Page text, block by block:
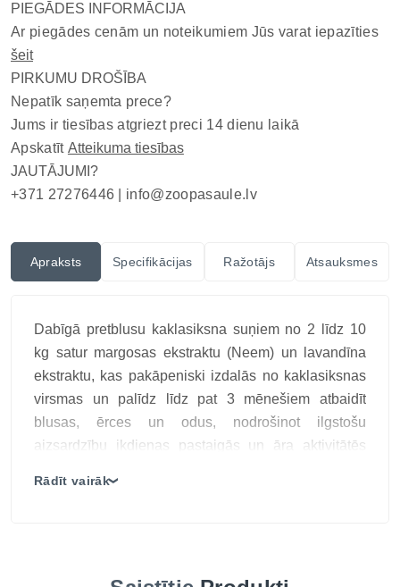
PIEGĀDES INFORMĀCIJA
Ar piegādes cenām un noteikumiem Jūs varat iepazīties
šeit
PIRKUMU DROŠĪBA
Nepatīk saņemta prece?
Jums ir tiesības atgriezt preci 14 dienu laikā
Apskatīt Atteikuma tiesības
JAUTĀJUMI?
+371 27276446 | info@zoopasaule.lv
Apraksts Specifikācijas Ražotājs Atsauksmes
Dabīgā pretblusu kaklasiksna suņiem no 2 līdz 10
kg satur margosas ekstraktu (Neem) un lavandīna
ekstraktu, kas pakāpeniski izdalās no kaklasiksnas
virsmas un palīdz līdz pat 3 mēnešiem atbaidīt
blusas, ērces un odus, nodrošinot ilgstošu
aizsardzību ikdienas pastaigās un āra aktivitātēs
Rādīt vairāk❯